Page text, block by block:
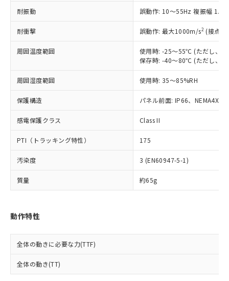
耐振動 誤動作: 10～55Hz 複振幅
耐衝撃 誤動作: 最大1000m/s2 (接点
周囲温度範囲
使用時: -25～55℃ (ただし、氷
保存時: -40～80℃ (ただし、氷
周囲湿度範囲 使用時: 35～85%RH
保護構造 パネル前面: IP66、NEMA4X,
感電保護クラス Class II
PTI（トラッキング特性） 175
汚染度 3 (EN60947-5-1)
質量 約65g
動作特性
全体の動きに必要な力(TTF)
全体の動き(TT)
記載している更新日時点での社内デー
タに基づき作成されるものであり、閲
覧された時点での実際の在庫および標
準価格とは異なる場合があることをご
正式な納期状況および標準価格はお客
様のお取引先、またはお客様担当のオ
ムロン制御機器販売店・当社販売員に
オムロン制御機器販売店や当社販売拠
販売ネットワーク
」をご確認
ください。
在庫状況および標準価格結果を当社の
事前の承諾なく第三者に漏洩または開
示しないようお願いします。
マイパーツ機能（部品リスト作成サー
ビス）をご利用いただくには、I-Web
メンバーズにご登録されている必要が
および当社の共同利用者が、当社の製
品・サービスに関するお客様との取
をご了承ください。
※当社の共同利用者とは、"個人情報
鉛(Pb) 1000ppm以下、 水銀(Hg) 1000ppm以下、 カド
六価クロム(Cr(Ⅵ)) 1000ppm以下、ポリ臭化ビフェニル
類(PBB) 1000ppm以下、ポリ臭化ジフェニルエーテル類
(PBDE) 1000ppm以下、フタル酸ビス(2-エチルヘキシ
ル) (DEHP)(別名：DOP) 1000ppm以下、フタル酸ブチ
ルベンジル（BBP） 1000ppm以下、フタル酸ジブチル
（DBP） 1000ppm以下、フタル酸ジイソブチル
(DIBP) 1000ppm以下
但し、RoHS指令で産業用監視および制御機器に対する
適用除外項目は除く。
フタル酸エステル類の４物質については閾値を超える意
図的な使用がないことを確認しています。
※2 対応予定月
部品在庫の切り替え状況などにより、予定
月が前後することがあります。
下記の非含有証明書をダウンロードするこ
とができます。
EU RoHS指令（10物質）の非含有証明書
*中国RoHS10物質の基準値 (GB/T26572)：
Pb(鉛) :1000ppm、 Hg(水銀) : 1000ppm、 Cd(カドミウ
Cr(Ⅵ)(六価クロム) : 1000ppm、 PBBs(ポリ臭化ビフェ
ニル類) : 1000ppm、 PBDEs(ポリ臭化ジフェニルエーテ
ル) : 1000ppm、
DEHP(フタル酸ビス(2-エチルヘキシル)) : 1000ppm
※2 環境保護使用期限
「ｅ」：有害物質（10物質）のすべてが基
準値以下であることを示します。
「10」：通常の使用状況下において有害物
質が外部に漏えいし、環境に深刻な影響を
及ぼさない年数を意味します。
（以下｢規制貨物等」という）を輸出
または国外への提供する場合は、日本
国政府の輸出許可(または役務取引許
可)を取得するなどの必要な手続きを
当社は規制貨物を破棄する場合は、完
全に破砕するなど、違法に輸出されな
いよう必要な手段を講じます。
当社は貴社製品を、核兵器、ミサイ
ル、化学兵器、生物兵器またはその他
武器並びにこれらの製造装置等に一切
使用いたしません。
当社は、貴社製品を第三者に販売する
場合は、上記1、2および3の内容を当
該第三者に通知します。また当社は、
販売先および販売に係わる関係者が違
法に輸出するおそれがある場合は、取
り引きをいたしません。
○ 一定数以上の在庫あり
△ 一定数には満たないが在庫あり
在庫なし(最新の在庫状況につ
いては、お客様のお取引先、ま
たはお客様担当のオムロン制御
機器販売店・当社販売員にご確
認ください)
受注生産機種、また在庫状況の
情報を公開していない機種